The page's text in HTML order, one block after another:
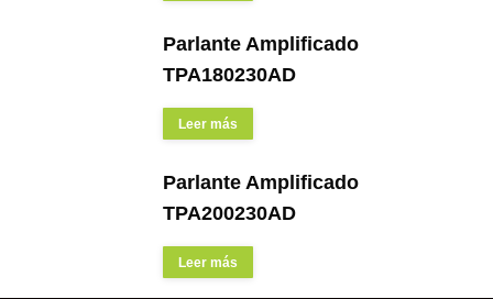
Parlante Amplificado
TPA180230AD
Leer más
Parlante Amplificado
TPA200230AD
Leer más